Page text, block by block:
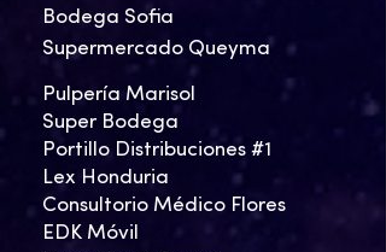
Bodega Sofia
Supermercado Queyma
Pulpería Marisol
Super Bodega
Portillo Distribuciones #1
Lex Honduria
Consultorio Médico Flores
EDK Móvil